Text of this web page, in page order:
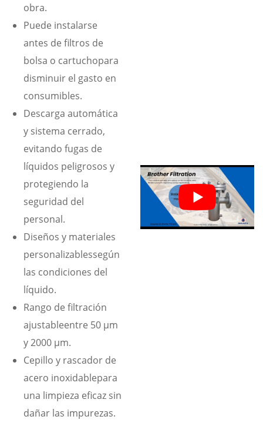
obra.
Puede instalarse
antes de filtros de
bolsa o cartuchopara
disminuir el gasto en
consumibles.
Descarga automática
y sistema cerrado,
evitando fugas de
líquidos peligrosos y
protegiendo la
seguridad del
personal.
Diseños y materiales
personalizablessegún
las condiciones del
líquido.
Rango de filtración
ajustableentre 50 μm
y 2000 μm.
Cepillo y rascador de
acero inoxidablepara
una limpieza eficaz sin
dañar las impurezas.